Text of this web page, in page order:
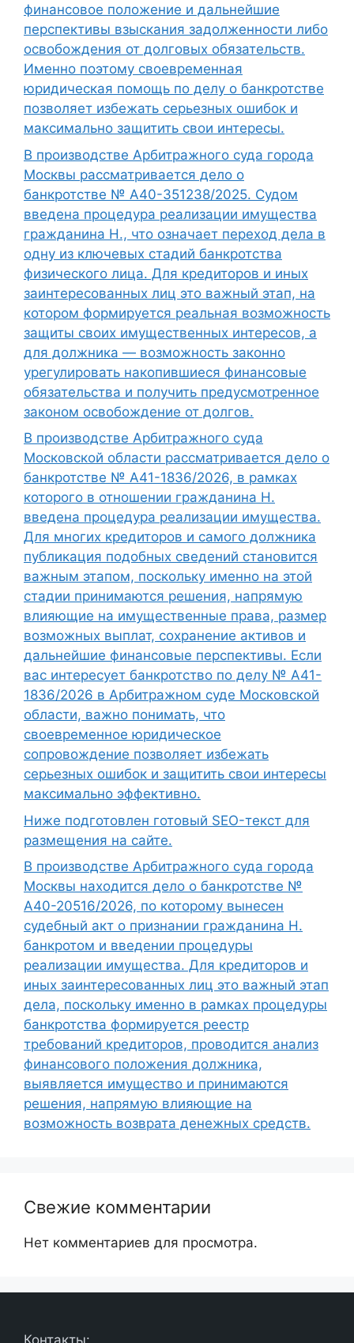
финансовое положение и дальнейшие
перспективы взыскания задолженности либо
освобождения от долговых обязательств.
Именно поэтому своевременная
юридическая помощь по делу о банкротстве
позволяет избежать серьезных ошибок и
максимально защитить свои интересы.
В производстве Арбитражного суда города
Москвы рассматривается дело о
банкротстве № А40-351238/2025. Судом
введена процедура реализации имущества
гражданина Н., что означает переход дела в
одну из ключевых стадий банкротства
физического лица. Для кредиторов и иных
заинтересованных лиц это важный этап, на
котором формируется реальная возможность
защиты своих имущественных интересов, а
для должника — возможность законно
урегулировать накопившиеся финансовые
обязательства и получить предусмотренное
законом освобождение от долгов.
В производстве Арбитражного суда
Московской области рассматривается дело о
банкротстве № А41-1836/2026, в рамках
которого в отношении гражданина Н.
введена процедура реализации имущества.
Для многих кредиторов и самого должника
публикация подобных сведений становится
важным этапом, поскольку именно на этой
стадии принимаются решения, напрямую
влияющие на имущественные права, размер
возможных выплат, сохранение активов и
дальнейшие финансовые перспективы. Если
вас интересует банкротство по делу № А41-
1836/2026 в Арбитражном суде Московской
области, важно понимать, что
своевременное юридическое
сопровождение позволяет избежать
серьезных ошибок и защитить свои интересы
максимально эффективно.
Ниже подготовлен готовый SEO-текст для
размещения на сайте.
В производстве Арбитражного суда города
Москвы находится дело о банкротстве №
А40-20516/2026, по которому вынесен
судебный акт о признании гражданина Н.
банкротом и введении процедуры
реализации имущества. Для кредиторов и
иных заинтересованных лиц это важный этап
дела, поскольку именно в рамках процедуры
банкротства формируется реестр
требований кредиторов, проводится анализ
финансового положения должника,
выявляется имущество и принимаются
решения, напрямую влияющие на
возможность возврата денежных средств.
Свежие комментарии
Нет комментариев для просмотра.